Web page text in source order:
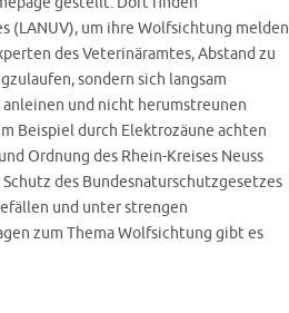
(LANUV), um ihre Wolfsichtung melden
des Veterinäramtes, Abstand zu
sondern sich langsam
und nicht herumstreunen
Beispiel durch Elektrozäune achten
Ordnung des Rhein-Kreises Neuss
des Bundesnaturschutzgesetzes
und unter strengen
zum Thema Wolfsichtung gibt es